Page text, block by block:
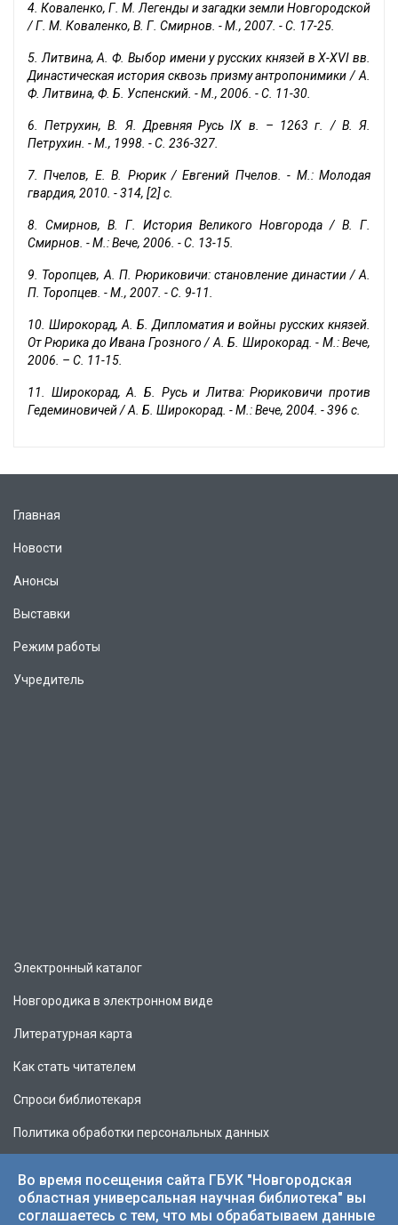
4. Коваленко, Г. М. Легенды и загадки земли Новгородской
/ Г. М. Коваленко, В. Г. Смирнов. - М., 2007. - С. 17-25.
5. Литвина, А. Ф. Выбор имени у русских князей в X-XVI вв.
Династическая история сквозь призму антропонимики / А.
Ф. Литвина, Ф. Б. Успенский. - М., 2006. - С. 11-30.
6. Петрухин, В. Я. Древняя Русь IX в. – 1263 г. / В. Я.
Петрухин. - М., 1998. - С. 236-327.
7. Пчелов, Е. В. Рюрик / Евгений Пчелов. - М.: Молодая
гвардия, 2010. - 314, [2] с.
8. Смирнов, В. Г. История Великого Новгорода / В. Г.
Смирнов. - М.: Вече, 2006. - С. 13-15.
9. Торопцев, А. П. Рюриковичи: становление династии / А.
П. Торопцев. - М., 2007. - С. 9-11.
10. Широкорад, А. Б. Дипломатия и войны русских князей.
От Рюрика до Ивана Грозного / А. Б. Широкорад. - М.: Вече,
2006. – С. 11-15.
11. Широкорад, А. Б. Русь и Литва: Рюриковичи против
Гедеминовичей / А. Б. Широкорад. - М.: Вече, 2004. - 396 с.
Главная
Новости
Анонсы
Выставки
Режим работы
Учредитель
Электронный каталог
Новгородика в электронном виде
Литературная карта
Как стать читателем
Спроси библиотекаря
Политика обработки персональных данных
Во время посещения сайта ГБУК "Новгородская
областная универсальная научная библиотека" вы
соглашаетесь с тем, что мы обрабатываем данные